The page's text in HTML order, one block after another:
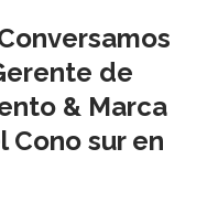
de
& Marca
Cono sur en